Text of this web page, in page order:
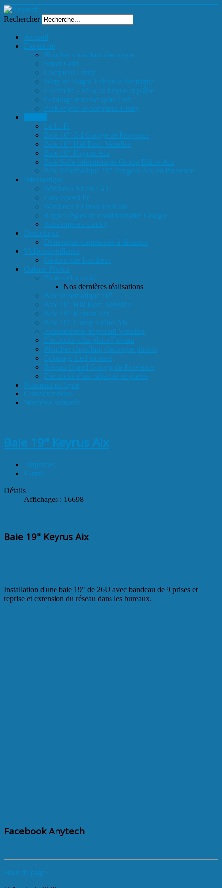
Rechercher
Accueil
Electricité
Plancher chauffant électrique
Smart Grid
Compteur Linky
Witty de Hager Véhicule électrique
Electricité - Villa en brique et plâtre
Eclairage terrasse spots Led
Paris rejette le compteur Linky
Le Li-Fi
Baie 10" Gd Garage de Provence
Baie 10" Hill Rom Venelles
Baie 19" Keyrus Aix
Baie Salle informatique Group Editor Aix
Baie informatique 10" Peugeot Aix en Provence
Informatique
Windows 10 est Là !!
Easy Speed Pc
Windows 10 Pour les Nuls
Rappel règles de confidentialité Google
Ransomware Locky
Domotique
Domotique commande à distance
Vidéosurveillance
Gestion site Lambesc
Galerie Photos
Photos électricité
Nos dernières réalisations
Baie informatique 10"
Baie 10" Hill Rom Venelles
Baie 19" Keyrus Aix
Baie 19" Group Editor Aix
Automatisme de portail Venelles
Electricité villa placo Fuveau
Plancher chauffant électrique photos
Eclairage Led terrasse
Réseau Grand Garage de Provence
Electricité d'un cabanon en pierre
Paiement en ligne
Contactez nous
Numéros surtaxés
Baie 19" Keyrus Aix
Imprimer
E-mail
Détails
Affichages : 16698
Baie 19" Keyrus Aix
Installation d'une baie 19" de 26U avec bandeau de 9 prises et
reprise et extension du réseau dans les bureaux.
Facebook Anytech
Haut de page